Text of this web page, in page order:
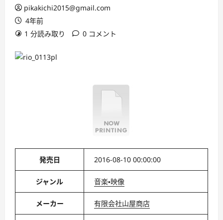
pikakichi2015@gmail.com
4年前
1 分読み取り
0 コメント
発売日 2016-08-10 00:00:00
ジャンル 音楽・映像
メーカー 有限会社山屋商店